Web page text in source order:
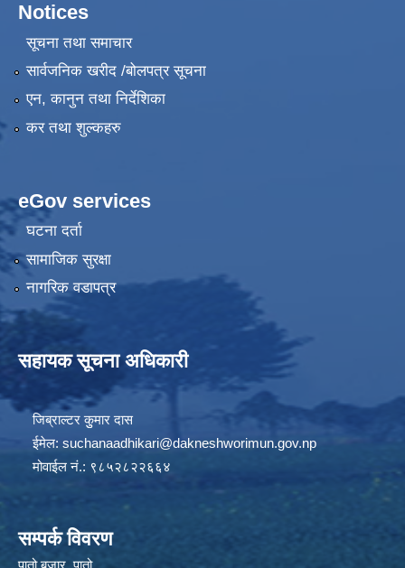
Notices
सूचना तथा समाचार
सार्वजनिक खरीद /बोलपत्र सूचना
एन, कानुन तथा निर्देशिका
कर तथा शुल्कहरु
eGov services
घटना दर्ता
सामाजिक सुरक्षा
नागरिक वडापत्र
सहायक सूचना अधिकारी
जिब्राल्टर कुुमार दास
ईमेल: suchanaadhikari@dakneshworimun.gov.np
मोवाईल नं.: ९८५२८२२६६४
सम्पर्क विवरण
पातो बजार, पातो,